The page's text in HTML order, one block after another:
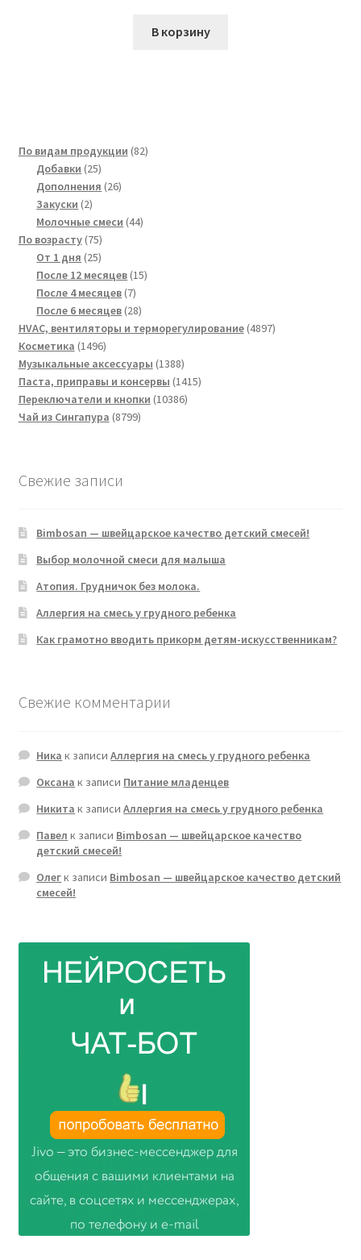
В корзину
По видам продукции 8282
Добавки 2525
товаров
Дополнения 2626
Закуски 22
товара
Молочные смеси 4444
По возрасту 7575
товаров
От 1 дня 2525
товаров
После 12 месяцев 1515
После 4 месяцев 77
товаров
После 6 месяцев 2828
товаров
HVAC, вентиляторы и терморегулирование 48974897
Косметика 14961496
товаров
Музыкальные аксессуары 13881388
товаров
Паста, приправы и консервы 14151415
Переключатели и кнопки 1038610386
Чай из Сингапура 87998799
Свежие записи
Bimbosan — швейцарское качество детский смесей!
Выбор молочной смеси для малыша
Атопия. Грудничок без молока.
Аллергия на смесь у грудного ребенка
Как грамотно вводить прикорм детям-искусственникам?
Свежие комментарии
Ника к записиАллергия на смесь у грудного ребенка
Оксана к записи Питание младенцев
Никита к записиАллергия на смесь у грудного ребенка
Павел к записи Bimbosan — швейцарское качество
детский смесей!
Олегк записи Bimbosan — швейцарское качество детский
смесей!